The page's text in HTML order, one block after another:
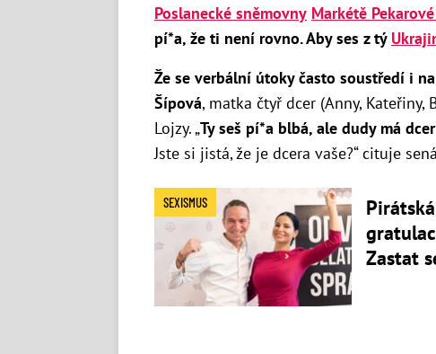
Poslanecké sněmovny Markétě
pí*a, že ti není rovno. Aby ses z tý
Že se verbální útoky často soustředí i
Šípová, matka čtyř dcer (Anny, Kateřiny,
Lojzy. „Ty seš pí*a blbá, ale dudy má
Jste si jistá, že je dcera vaše?“ cituje
SEXISMUS
Zastat